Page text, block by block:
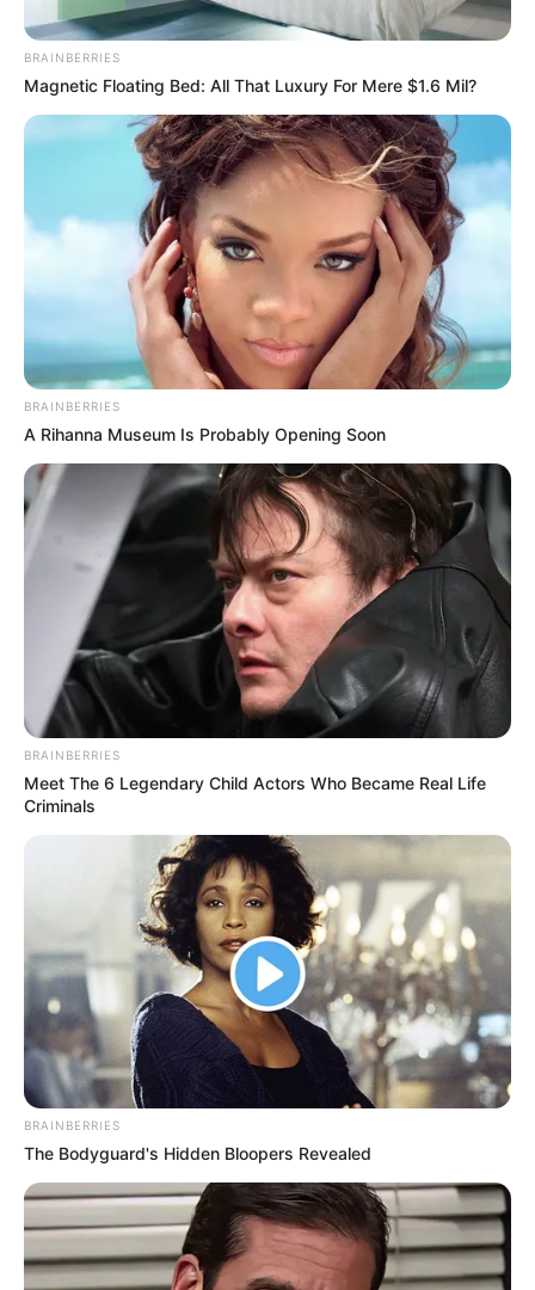
BRAINBERRIES
Magnetic Floating Bed: All That Luxury For Mere $1.6 Mil?
BRAINBERRIES
A Rihanna Museum Is Probably Opening Soon
BRAINBERRIES
Meet The 6 Legendary Child Actors Who Became Real Life
Criminals
BRAINBERRIES
The Bodyguard's Hidden Bloopers Revealed